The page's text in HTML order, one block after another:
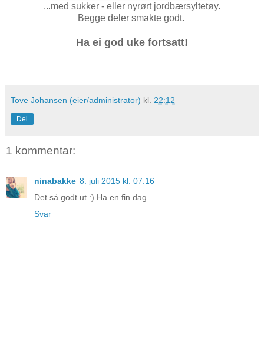
...med sukker - eller nyrørt jordbærsyltetøy.
Begge deler smakte godt.
Ha ei god uke fortsatt!
Tove Johansen (eier/administrator) kl. 22:12
Del
1 kommentar:
ninabakke 8. juli 2015 kl. 07:16
Det så godt ut :) Ha en fin dag
Svar